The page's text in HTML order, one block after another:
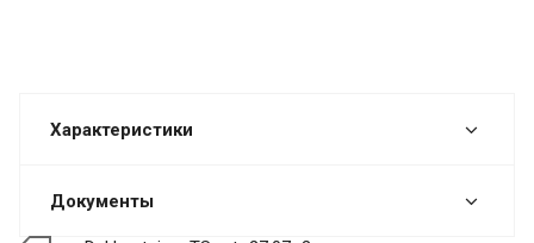
Характеристики
Документы